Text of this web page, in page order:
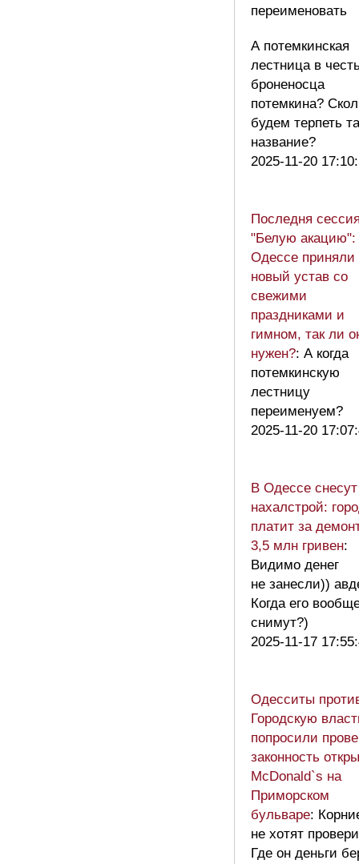
переименовать
А потемкинская
лестница в
броненосца
потемкина?
будем терпеть
название?
2025-11-20
Последня
"Белую акацию":
Одессе приняли
новый устав со
свежими
праздниками и
гимном, так ли
нужен?: А когда
потемкинскую
лестницу
переименуем?
2025-11-20
В Одессе снесут
нахалстрой:
платит за
3,5 млн гривен:
Видимо денег
не занесли))
Когда его
снимут?)
2025-11-17
Одесситы
Городскую
попросили
законность
McDonald`s на
Приморском
бульваре:
не хотят
Где он деньги